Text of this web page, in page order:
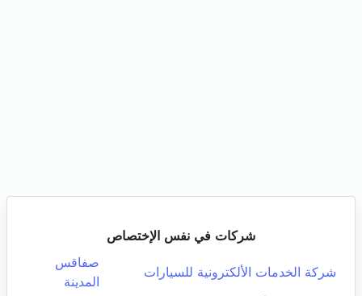
شركات في نفس الإختصاص
شركة الخدمات الألكترونية للسيارات
صفاقس
المدينة